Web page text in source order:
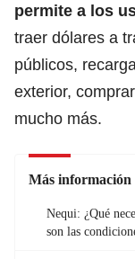
permite a los
traer dólares a
públicos,
exterior,
mucho más.
Más información
Nequi: ¿Qué
son las